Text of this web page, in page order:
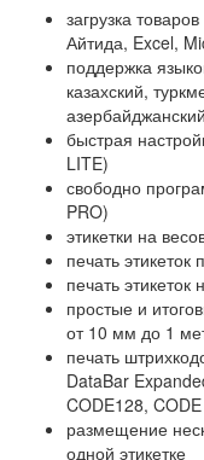
загрузка
Айтида, Excel,
поддержка
казахский,
азербайджанский
быстрая
LITE)
свободно
PRO)
этикетки на
печать
печать
простые и
от 10 мм до 1
печать
DataBar
CODE128,
размещение
одной этикетке